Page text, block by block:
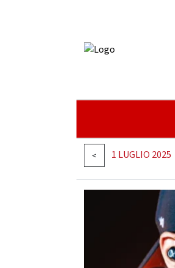
< 1 LUGLIO 2025